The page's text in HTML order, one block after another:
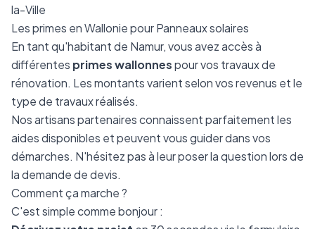
la-Ville
Les primes en Wallonie pour Panneaux solaires
En tant qu'habitant de Namur, vous avez accès à
différentes primes wallonnespour vos travaux de
rénovation. Les montants varient selon vos revenus et le
type de travaux réalisés.
Nos artisans partenaires connaissent parfaitement les
aides disponibles et peuvent vous guider dans vos
démarches. N'hésitez pas à leur poser la question lors de
la demande de devis.
Comment ça marche ?
C'est simple comme bonjour :